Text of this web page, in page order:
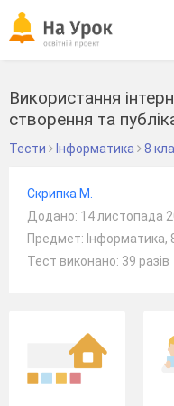
Використання
створення та
Тести Інформатика 8
Скрипка М.
Додано: 14 листопада
Предмет: Інформатика,
Тест виконано: 39 разів